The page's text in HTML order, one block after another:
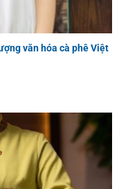
văn hóa cà phê Việt